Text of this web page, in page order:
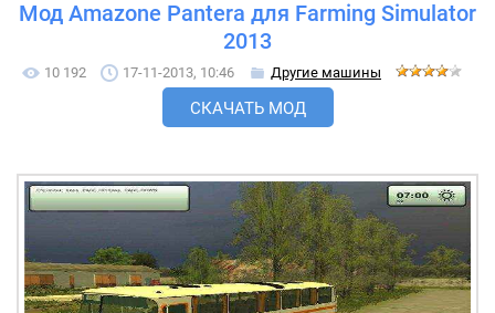
Мод Amazone Pantera для Farming Simulator
2013
10 192 17-11-2013, 10:46 Другие машины
СКАЧАТЬ МОД